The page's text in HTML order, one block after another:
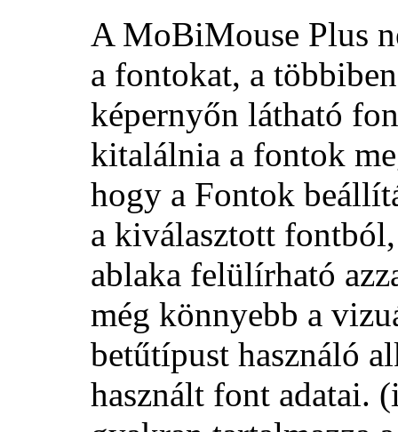
A MoBiMouse Plus
a fontokat, a
képernyőn látható
kitalálnia a fontok
hogy a Fontok
a kiválasztott
ablaka felülírható
még könnyebb a
betűtípust használó
használt font adatai.